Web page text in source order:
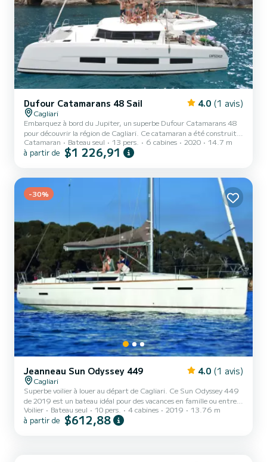
Dufour Catamarans 48 Sail 4.0 (1 avis)
Cagliari
Embarquez à bord du Jupiter, un superbe Dufour Catamarans 48
pour découvrir la région de Cagliari. Ce catamaran a été construit
en 2020 pour assurer confort et performances. Le bateau dispose
de 5 cabines confortables et d'une capacité de bateau de 11
bains avec douche. Ce bateau est équipé d'une g...
Catamaran Bateau seul 13 pers. 6 cabines 2020 14.7 m
à partir de $1 226,91
-30%
Jeanneau Sun Odyssey 449 4.0 (1 avis)
Cagliari
Superbe voilier à louer au départ de Cagliari. Ce Sun Odyssey 449
de 2019 est un bateau idéal pour des vacances en famille ou entre
amis. Le bateau dispose de 4 cabines confortables et d'une capacité
de 10 personnes. bateau personne. D'une longueur totale de 14
Voilier Bateau seul 10 pers. 4 cabines 2019 13.76 m
à partir de $612,88